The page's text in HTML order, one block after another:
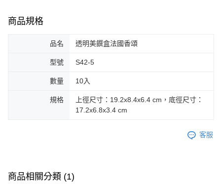
商品規格
品名 透明美饌盒法國香頌
型號 S42-5
數量 10入
規格
上徑尺寸：19.2x8.4x6.4 cm，底徑尺寸：
17.2x6.8x3.4 cm
客服
商品相關分類 (1)